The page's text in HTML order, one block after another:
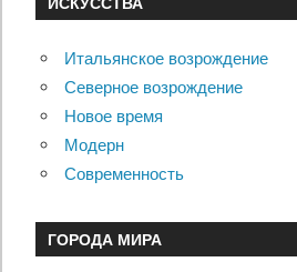
Итальянское возрождение
Северное возрождение
Новое время
Модерн
Современность
ГОРОДА МИРА